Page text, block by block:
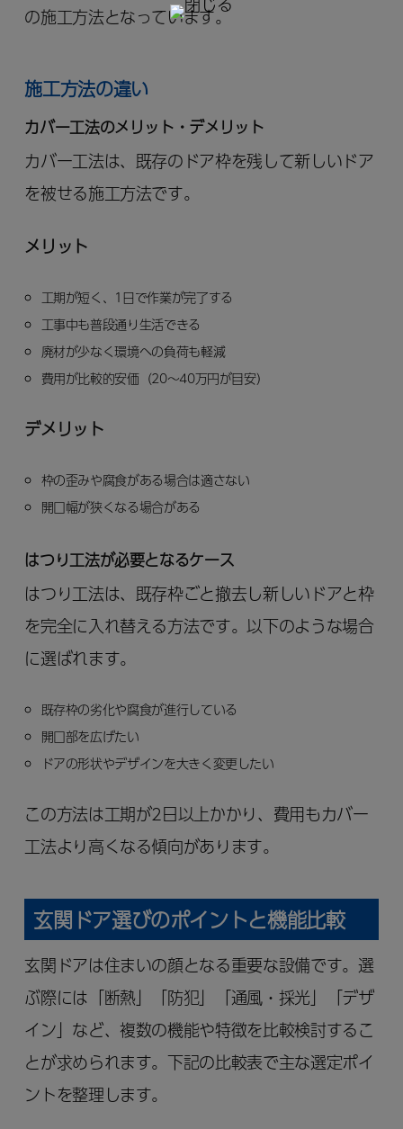
の施工方法となっています。
施工方法の違い
カバー工法のメリット・デメリット
カバー工法は、既存のドア枠を残して新しいドア
を被せる施工方法です。
メリット
工期が短く、1日で作業が完了する
工事中も普段通り生活できる
廃材が少なく環境への負荷も軽減
費用が比較的安価（20～40万円が目安）
デメリット
枠の歪みや腐食がある場合は適さない
開口幅が狭くなる場合がある
はつり工法が必要となるケース
はつり工法は、既存枠ごと撤去し新しいドアと枠
を完全に入れ替える方法です。以下のような場合
に選ばれます。
既存枠の劣化や腐食が進行している
開口部を広げたい
ドアの形状やデザインを大きく変更したい
この方法は工期が2日以上かかり、費用もカバー
工法より高くなる傾向があります。
玄関ドア選びのポイントと機能比較
玄関ドアは住まいの顔となる重要な設備です。選
ぶ際には「断熱」「防犯」「通風・採光」「デザ
イン」など、複数の機能や特徴を比較検討するこ
とが求められます。下記の比較表で主な選定ポイ
ントを整理します。